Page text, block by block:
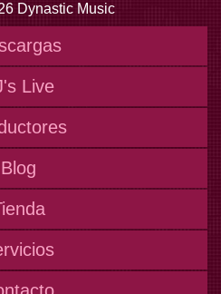
Dynastic Music
Live
Blog